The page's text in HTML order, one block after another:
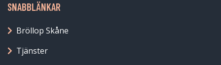
SNABBLÄNKAR
Bröllop Skåne
Tjänster